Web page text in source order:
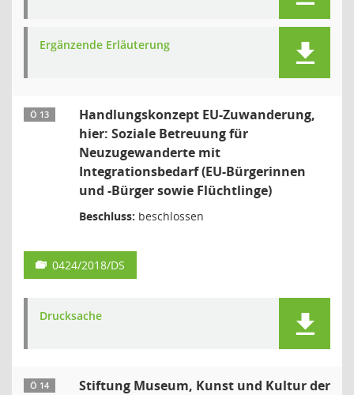
Ergänzende Erläuterung
Ö 13
Handlungskonzept EU-Zuwanderung,
hier: Soziale Betreuung für
Neuzugewanderte mit
Integrationsbedarf (EU-Bürgerinnen
und -Bürger sowie Flüchtlinge)
Beschluss: beschlossen
0424/2018/DS
Drucksache
Ö 14
Stiftung Museum, Kunst und Kultur der